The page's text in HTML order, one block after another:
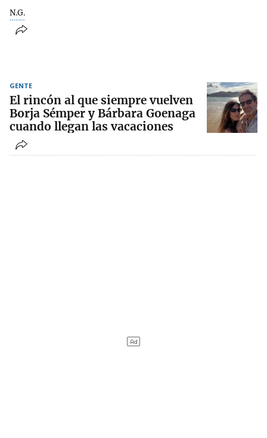
N.G.
GENTE
El rincón al que siempre vuelven
Borja Sémper y Bárbara Goenaga
cuando llegan las vacaciones